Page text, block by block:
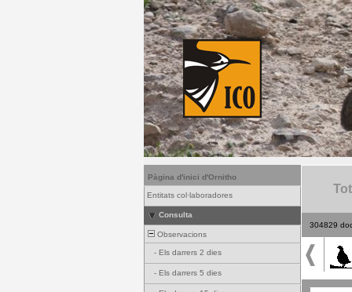
Pàgina d'inici d'Ornitho
Entitats col·laboradores
Consulta
Observacions
- Els darrers 2 dies
- Els darrers 5 dies
304829